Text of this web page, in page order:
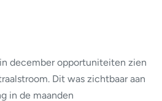
december opportuniteiten zien
Dit was zichtbaar aan
in de maanden